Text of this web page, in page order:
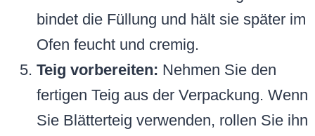
bindet die Füllung und hält sie später im
Ofen feucht und cremig.
Teig vorbereiten: Nehmen Sie den
fertigen Teig aus der Verpackung. Wenn
Sie Blätterteig verwenden, rollen Sie ihn